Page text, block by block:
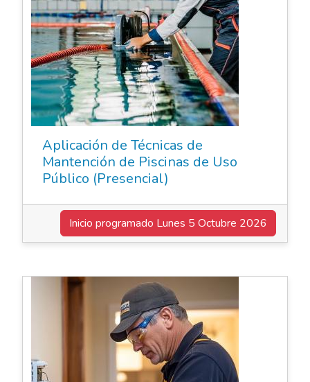
Aplicación de Técnicas de
Mantención de Piscinas de Uso
Público (Presencial)
Inicio programado Lunes 5 Octubre 2026